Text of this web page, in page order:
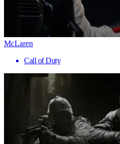
McLaren
Call of Duty